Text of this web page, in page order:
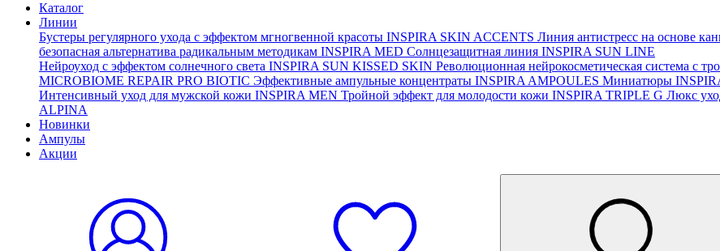
Каталог
Линии
Бустеры регулярного ухода с эффектом мгногвенной красоты INSPIRA SKIN ACCENTS Линия антистресс на основе
безопасная альтернатива радикальным методикам INSPIRA MED Солнцезащитная линия INSPIRA SUN LINE
Нейроуход с эффектом солнечного света INSPIRA SUN KISSED SKIN Революционная нейрокосметическая система с
MICROBIOME REPAIR PRO BIOTIC Эффективные ампульные концентраты INSPIRA AMPOULES Миниатюры
Интенсивный уход для мужской кожи INSPIRA MEN Тройной эффект для молодости кожи INSPIRA TRIPLE G Люкс
ALPINA
Новинки
Ампулы
Акции